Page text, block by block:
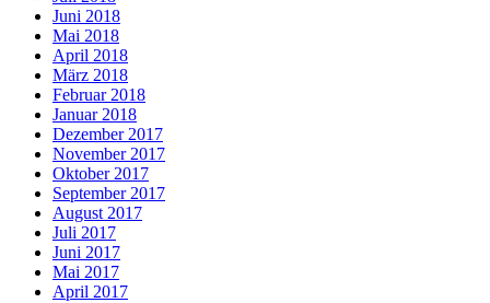
Juni 2018
Mai 2018
April 2018
März 2018
Februar 2018
Januar 2018
Dezember 2017
November 2017
Oktober 2017
September 2017
August 2017
Juli 2017
Juni 2017
Mai 2017
April 2017